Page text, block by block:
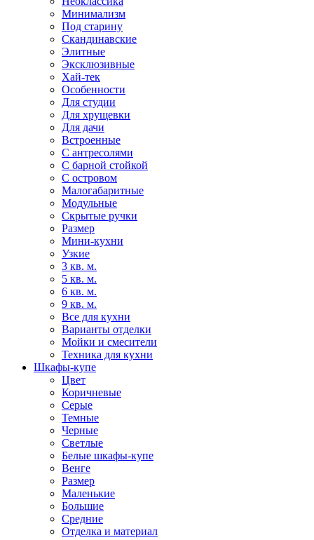
Минимализм
Под старину
Скандинавские
Элитные
Эксклюзивные
Хай-тек
Особенности
Для студии
Для хрущевки
Для дачи
Встроенные
С антресолями
С барной стойкой
С островом
Малогабаритные
Модульные
Скрытые ручки
Размер
Мини-кухни
Узкие
3 кв. м.
5 кв. м.
6 кв. м.
9 кв. м.
Все для кухни
Варианты отделки
Мойки и смесители
Техника для кухни
Шкафы-купе
Цвет
Коричневые
Серые
Темные
Черные
Светлые
Белые шкафы-купе
Венге
Размер
Маленькие
Большие
Средние
Отделка и материал